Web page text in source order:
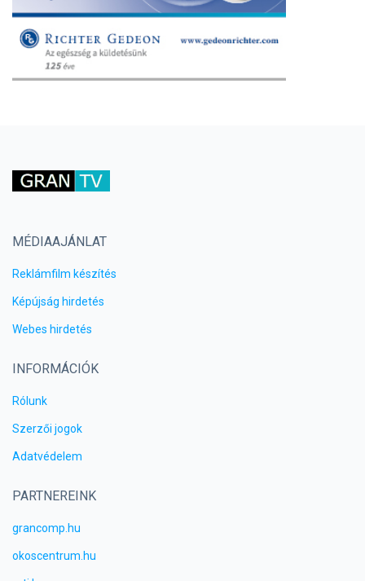
MÉDIAAJÁNLAT
Reklámfilm készítés
Képújság hirdetés
Webes hirdetés
INFORMÁCIÓK
Rólunk
Szerzői jogok
Adatvédelem
PARTNEREINK
grancomp.hu
okoscentrum.hu